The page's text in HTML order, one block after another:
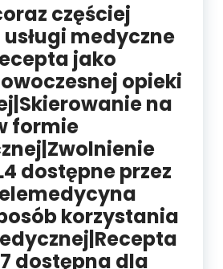
częściej
medyczne
jako
opieki
na
formie
dostępne przez
korzystania
dostępna dla